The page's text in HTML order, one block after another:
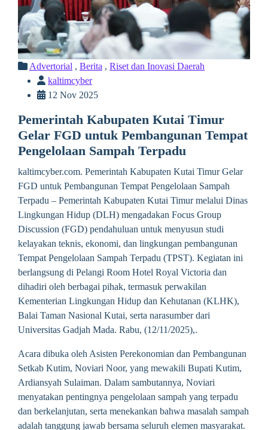
Advertorial , Berita , Riset dan Inovasi Daerah
kaltimcyber
12 Nov 2025
Pemerintah Kabupaten Kutai Timur
Gelar FGD untuk Pembangunan Tempat
Pengelolaan Sampah Terpadu
kaltimcyber.com. Pemerintah Kabupaten Kutai Timur Gelar
FGD untuk Pembangunan Tempat Pengelolaan Sampah
Terpadu – Pemerintah Kabupaten Kutai Timur melalui Dinas
Lingkungan Hidup (DLH) mengadakan Focus Group
Discussion (FGD) pendahuluan untuk menyusun studi
kelayakan teknis, ekonomi, dan lingkungan pembangunan
Tempat Pengelolaan Sampah Terpadu (TPST). Kegiatan ini
berlangsung di Pelangi Room Hotel Royal Victoria dan
dihadiri oleh berbagai pihak, termasuk perwakilan
Kementerian Lingkungan Hidup dan Kehutanan (KLHK),
Balai Taman Nasional Kutai, serta narasumber dari
Universitas Gadjah Mada. Rabu, (12/11/2025),.
Acara dibuka oleh Asisten Perekonomian dan Pembangunan
Setkab Kutim, Noviari Noor, yang mewakili Bupati Kutim,
Ardiansyah Sulaiman. Dalam sambutannya, Noviari
menyatakan pentingnya pengelolaan sampah yang terpadu
dan berkelanjutan, serta menekankan bahwa masalah sampah
adalah tanggung jawab bersama seluruh elemen masyarakat.